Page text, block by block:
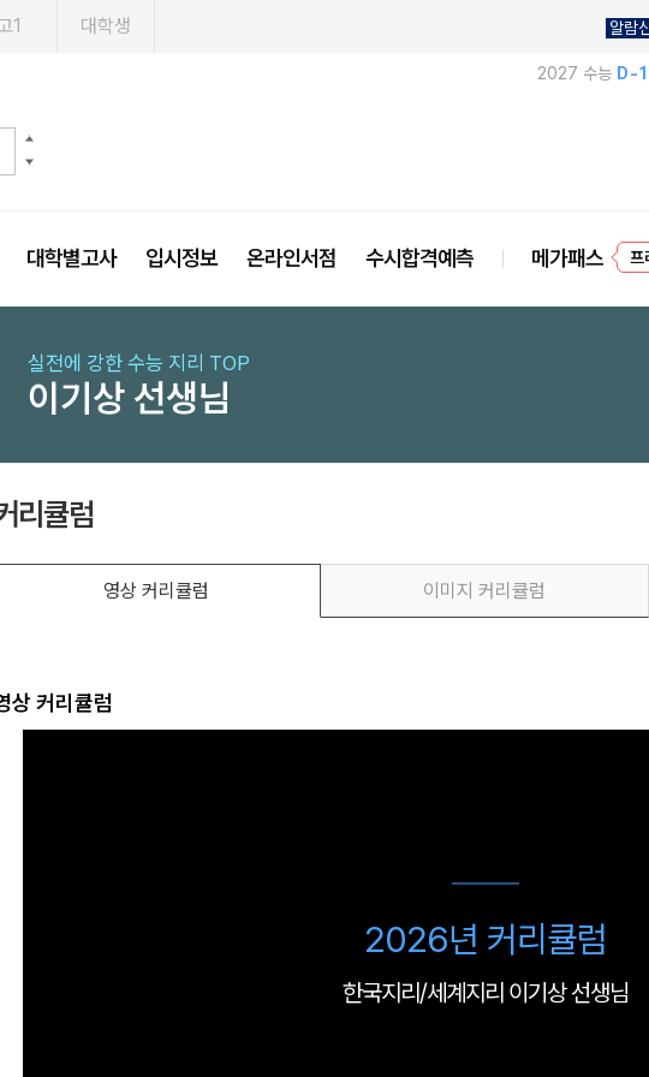
1 대학생 알람
2027 수능 D-
대학별고사 입시정보 온라인서점 수시합격예측 메가패스
실전에 강한 수능 지리 TOP
이기상 선생님
리큘럼
영상 커리큘럼 이미지 커리큘럼
상 커리큘럼
2026년 커리큘럼
한국지리/세계지리 이기상 선생님